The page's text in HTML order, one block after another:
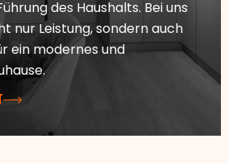
des Haushalts. Bei uns
nur Leistung, sondern auch
ein modernes und